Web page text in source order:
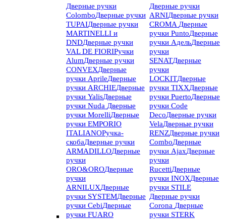
Дверные ручки
ColomboДверные ручки
TUPAIДверные ручки
MARTINELLI и
DNDДверные ручки
VAL DE FIORIРучки
AlumДверные ручки
CONVEXДверные
ручки AprileДверные
ручки ARCHIEДверные
ручки YalisДверные
ручки Nuda Дверные
ручки MorelliДверные
ручки EMPORIO
ITALIANOРучка-
скобаДверные ручки
ARMADILLOДверные
ручки
ORO&OROДверные
ручки
ARNILUXДверные
ручки SYSTEMДверные
ручки CebiДверные
ручки FUARO
Дверные ручки
ARNIДверные ручки
CROMA Дверные
ручки PuntoДверные
ручки АдельДверные
ручки
SENATДверные
ручки
LOCKITДверные
ручки TIXXДверные
ручки PuertoДверные
ручки Code
DecoДверные ручки
VelaДверные ручки
RENZДверные ручки
ComboДверные
ручки AjaxДверные
ручки
RucettiДверные
ручки INOXДверные
ручки STILE
Дверные ручки
Corona Дверные
ручки STERK